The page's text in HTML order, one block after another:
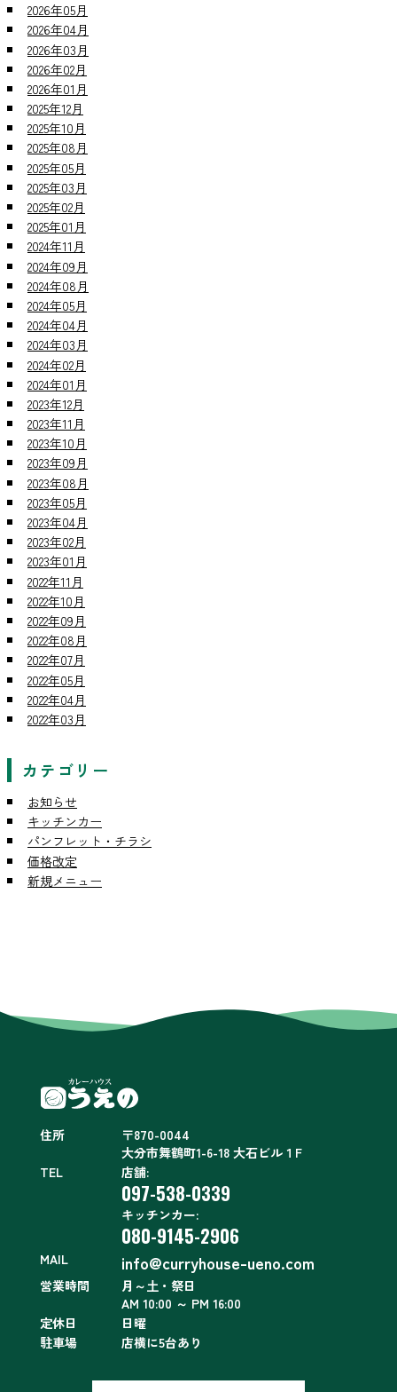
2026年05月
2026年04月
2026年03月
2026年02月
2026年01月
2025年12月
2025年10月
2025年08月
2025年05月
2025年03月
2025年02月
2025年01月
2024年11月
2024年09月
2024年08月
2024年05月
2024年04月
2024年03月
2024年02月
2024年01月
2023年12月
2023年11月
2023年10月
2023年09月
2023年08月
2023年05月
2023年04月
2023年02月
2023年01月
2022年11月
2022年10月
2022年09月
2022年08月
2022年07月
2022年05月
2022年04月
2022年03月
カテゴリー
お知らせ
キッチンカー
パンフレット・チラシ
価格改定
新規メニュー
住所
〒870-0044
大分市舞鶴町1-6-18 大石ビル１F
TEL
店舗:
097-538-0339
キッチンカー:
080-9145-2906
MAIL info@curryhouse-ueno.com
営業時間
月～土・祭日
AM 10:00 ～ PM 16:00
定休日
日曜
駐車場
店横に5台あり